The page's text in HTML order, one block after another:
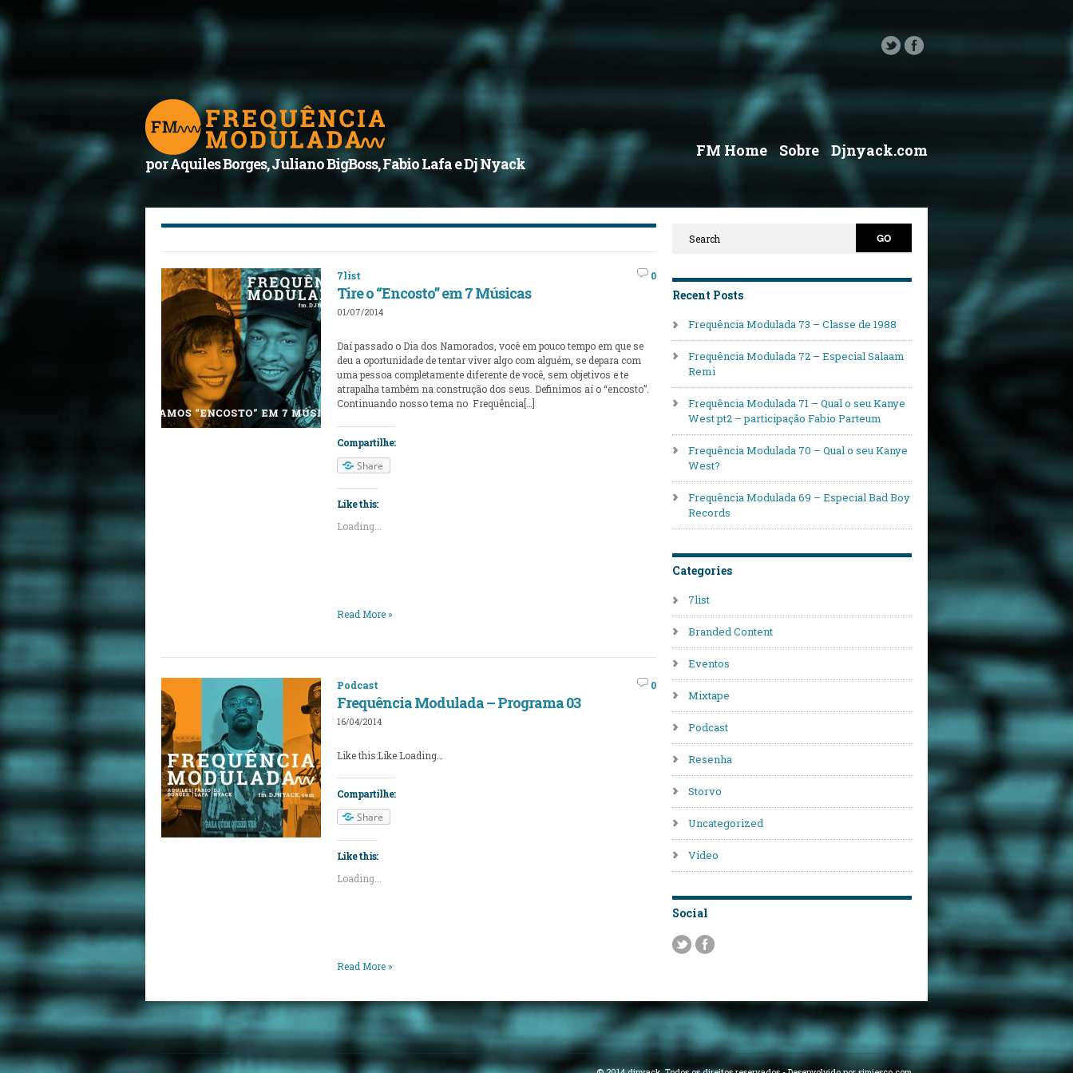
por Aquiles Borges, Juliano BigBoss, Fabio Lafa e Dj Nyack
FM Home Sobre Djnyack.com
7list
Tire o “Encosto” em 7 Músicas
01/07/2014
0
Daí passado o Dia dos Namorados, você em pouco tempo em que se
deu a oportunidade de tentar viver algo com alguém, se depara com
uma pessoa completamente diferente de você, sem objetivos e te
atrapalha também na construção dos seus. Definimos aí o “encosto”.
Continuando nosso tema no Frequência[…]
Compartilhe:
Share
Like this:
Loading...
Read More »
Podcast
Frequência Modulada – Programa 03
16/04/2014
0
Like this:Like Loading…
Compartilhe:
Share
Like this:
Loading...
Read More »
Recent Posts
Frequência Modulada 73 – Classe de 1988
Frequência Modulada 72 – Especial Salaam
Remi
Frequência Modulada 71 – Qual o seu Kanye
West pt2 – participação Fabio Parteum
Frequência Modulada 70 – Qual o seu Kanye
West?
Frequência Modulada 69 – Especial Bad Boy
Records
Categories
7list
Branded Content
Eventos
Mixtape
Podcast
Resenha
Storvo
Uncategorized
Video
Social